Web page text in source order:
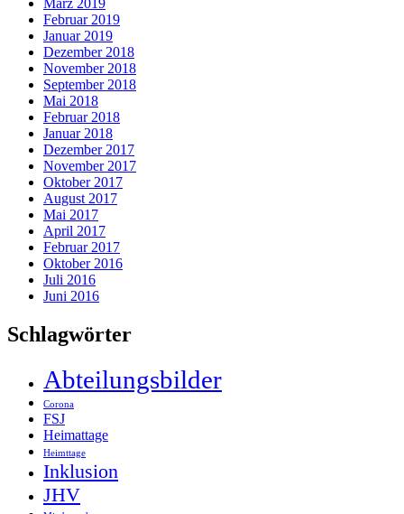
Februar 2019
Januar 2019
Dezember 2018
November 2018
September 2018
Mai 2018
Februar 2018
Januar 2018
Dezember 2017
November 2017
Oktober 2017
August 2017
Mai 2017
April 2017
Februar 2017
Oktober 2016
Juli 2016
Juni 2016
Schlagwörter
Abteilungsbilder
Corona
FSJ
Heimattage
Heimttage
Inklusion
JHV